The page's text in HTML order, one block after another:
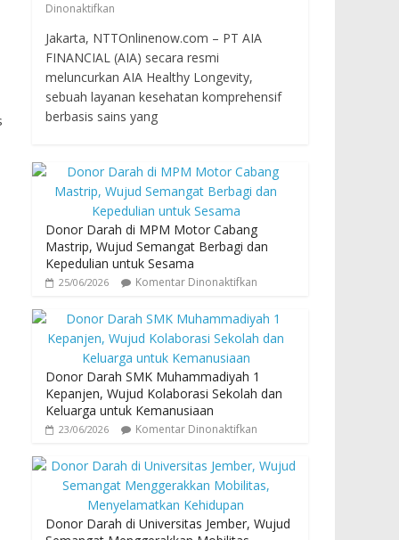
Dinonaktifkan
Jakarta, NTTOnlinenow.com – PT AIA
FINANCIAL (AIA) secara resmi
meluncurkan AIA Healthy Longevity,
sebuah layanan kesehatan komprehensif
berbasis sains yang
Donor Darah di MPM Motor Cabang
Mastrip, Wujud Semangat Berbagi dan
Kepedulian untuk Sesama
25/06/2026 Komentar Dinonaktifkan
Donor Darah SMK Muhammadiyah 1
Kepanjen, Wujud Kolaborasi Sekolah dan
Keluarga untuk Kemanusiaan
23/06/2026 Komentar Dinonaktifkan
Donor Darah di Universitas Jember, Wujud